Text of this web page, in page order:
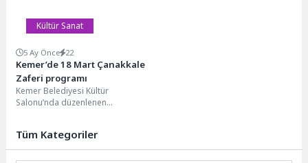
Kültür Sanat
5 Ay Önce 22
Kemer’de 18 Mart Çanakkale
Zaferi programı
Kemer Belediyesi Kültür
Salonu’nda düzenlenen
Başkanı Necati Topaloğlu,...
Tüm Kategoriler